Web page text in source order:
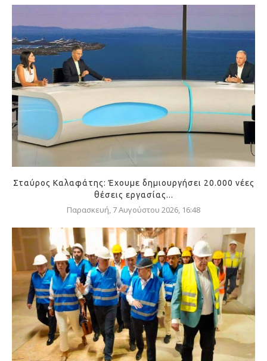
Σταύρος Καλαφάτης: Έχουμε δημιουργήσει 20.000 νέες
θέσεις εργασίας...
Παρασκευή, 7 Αυγούστου 2026, 16:48